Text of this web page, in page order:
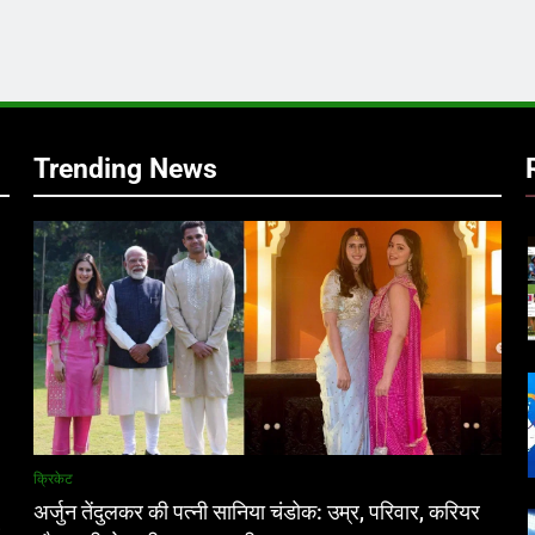
Trending News
क्रिकेट
अर्जुन तेंदुलकर की पत्नी सानिया चंडोक: उम्र, परिवार, करियर